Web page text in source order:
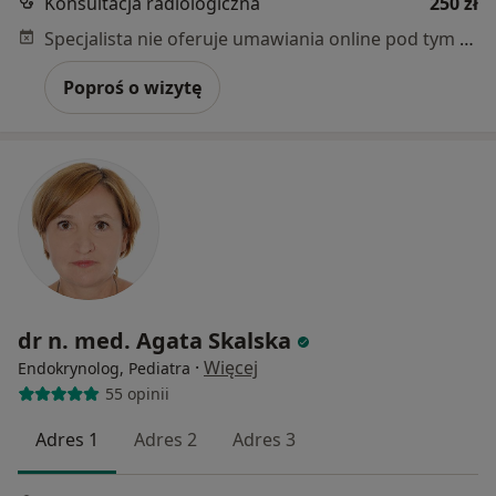
Specjalista nie oferuje umawiania online pod tym adresem.
Poproś o wizytę
dr n. med. Agata Skalska
Endokrynolog, Pediatra · Więcej
55 opinii
Adres 1 Adres 2 Adres 3